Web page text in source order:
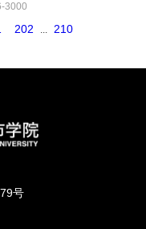
3000
202 ... 210
号